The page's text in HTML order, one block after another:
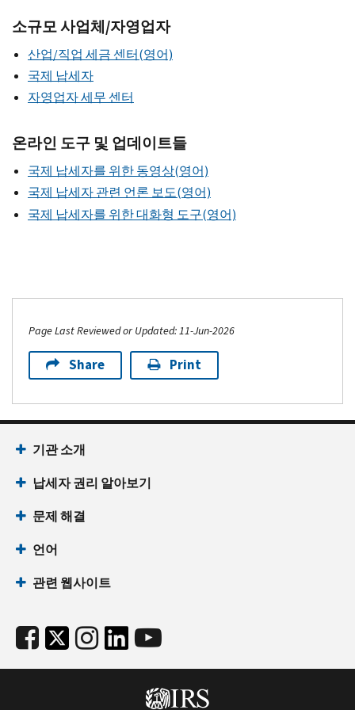
소규모 사업체/자영업자
산업/직업 세금 센터(영어)
국제 납세자
자영업자 세무 센터
온라인 도구 및 업데이트들
국제 납세자를 위한 동영상(영어)
국제 납세자 관련 언론 보도(영어)
국제 납세자를 위한 대화형 도구(영어)
Page Last Reviewed or Updated: 11-Jun-2026
Share Print
기관 소개
납세자 권리 알아보기
문제 해결
언어
관련 웹사이트